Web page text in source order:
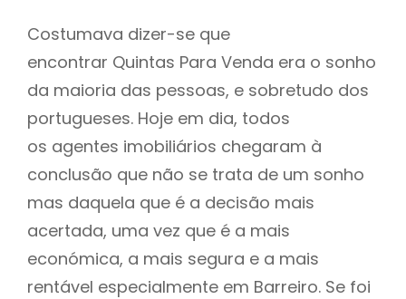
Costumava dizer-se que
encontrar Quintas Para Venda era o sonho
da maioria das pessoas, e sobretudo dos
portugueses. Hoje em dia, todos
os agentes imobiliários chegaram à
conclusão que não se trata de um sonho
mas daquela que é a decisão mais
acertada, uma vez que é a mais
económica, a mais segura e a mais
rentável especialmente em Barreiro. Se foi